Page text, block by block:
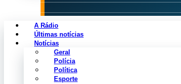
A Rádio
Últimas notícias
Notícias
Geral
Polícia
Política
Esporte